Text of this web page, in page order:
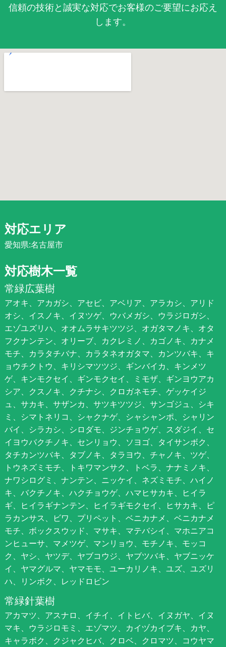
信頼の技術と誠実な対応でお客様のご要望にお応え
します。
対応エリア
愛知県:名古屋市
対応樹木一覧
常緑広葉樹
アオキ、アカガシ、アセビ、アベリア、アラカシ、アリド
オシ、イスノキ、イヌツゲ、ウバメガシ、ウラジロガシ、
エゾユズリハ、オオムラサキツツジ、オガタマノキ、オタ
フクナンテン、オリーブ、カクレミノ、カゴノキ、カナメ
モチ、カラタチバナ、カラタネオガタマ、カンツバキ、キ
ョウチクトウ、キリシマツツジ、ギンバイカ、キンメツ
ゲ、キンモクセイ、ギンモクセイ、ミモザ、ギンヨウアカ
シア、クスノキ、クチナシ、クロガネモチ、ゲッケイジ
ュ、サカキ、サザンカ、サツキツツジ、サンゴジュ、シキ
ミ、シマトネリコ、シャクナゲ、シャシャンポ、シャリン
バイ、シラカシ、シロダモ、ジンチョウゲ、スダジイ、セ
イヨウバクチノキ、センリョウ、ソヨゴ、タイサンボク、
タチカンツバキ、タブノキ、タラヨウ、チャノキ、ツゲ、
トウネズミモチ、トキワマンサク、トベラ、ナナミノキ、
ナワシログミ、ナンテン、ニッケイ、ネズミモチ、ハイノ
キ、バクチノキ、ハクチョウゲ、ハマヒサカキ、ヒイラ
ギ、ヒイラギナンテン、ヒイラギモクセイ、ヒサカキ、ピ
ラカンサス、ビワ、プリペット、ベニカナメ、ベニカナメ
モチ、ボックスウッド、マサキ、マテバシイ、マホニアコ
ンヒューサ、マメツゲ、マンリョウ、モチノキ、モッコ
ク、ヤシ、ヤツデ、ヤブコウジ、ヤブツバキ、ヤブニッケ
イ、ヤマグルマ、ヤマモモ、ユーカリノキ、ユズ、ユズリ
ハ、リンボク、レッドロビン
常緑針葉樹
アカマツ、アスナロ、イチイ、イトヒバ、イヌガヤ、イヌ
マキ、ウラジロモミ、エゾマツ、カイヅカイブキ、カヤ、
キャラボク、クジャクヒバ、クロベ、クロマツ、コウヤマ